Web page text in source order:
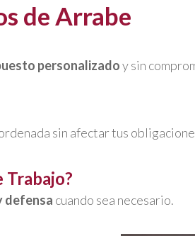
de Arrabe
personalizadoy sin
sin afectar tus
Trabajo?
defensa cuando sea necesario.